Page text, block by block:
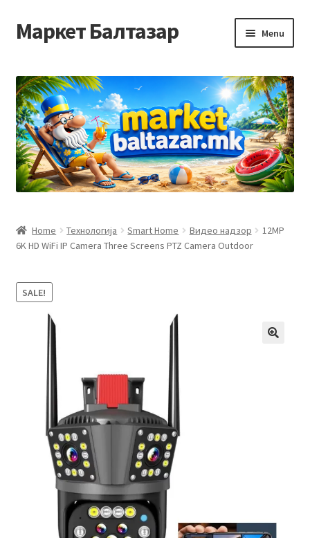
Skip
to
Skip
to
Маркет Балтазар Menu
Checkout
Homepage
Privacy Policy
Контакт
Корисничка подршка
Кошничка
Мој профил
Рекламации и замена на производ
Сите производи
Услови за користење
Home Технологија Smart Home Видео надзор
12MP
6K HD WiFi IP Camera Three Screens PTZ Camera Outdoor
SALE!